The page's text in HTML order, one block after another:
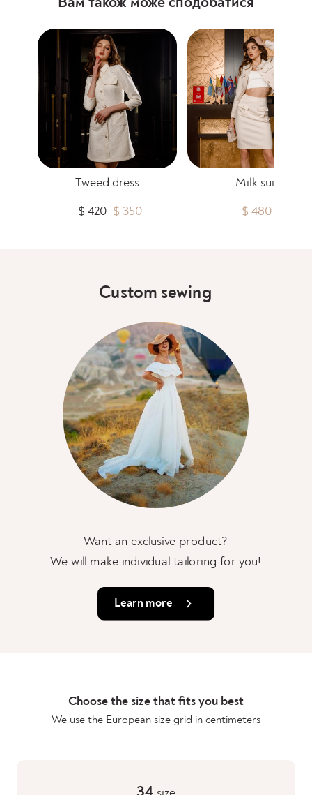
Tweed dress
$ 420 $ 350
Milk suit
$ 480
Custom sewing
Want an exclusive product?
We will make individual tailoring for you!
Learn more
Choose the size that fits you best
We use the European size grid in centimeters